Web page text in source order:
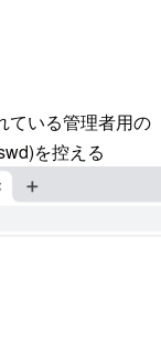
ている管理者用の
を控える